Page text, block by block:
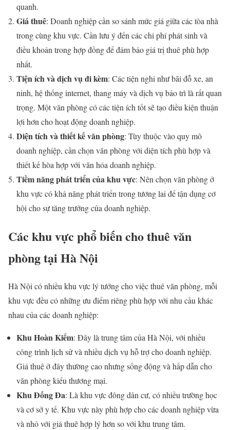
quanh.
Giá thuê: Doanh nghiệp cần so sánh mức giá giữa các tòa nhà
trong cùng khu vực. Cần lưu ý đến các chi phí phát sinh và
điều khoản trong hợp đồng để đảm bảo giá trị thuê phù hợp
nhất.
Tiện ích và dịch vụ đi kèm: Các tiện nghi như bãi đỗ xe, an
ninh, hệ thống internet, thang máy và dịch vụ bảo trì là rất quan
trọng. Một văn phòng có các tiện ích tốt sẽ tạo điều kiện thuận
lợi hơn cho hoạt động doanh nghiệp.
Diện tích và thiết kế văn phòng: Tùy thuộc vào quy mô
doanh nghiệp, cần chọn văn phòng với diện tích phù hợp và
thiết kế hòa hợp với văn hóa doanh nghiệp.
Tiềm năng phát triển của khu vực: Nên chọn văn phòng ở
khu vực có khả năng phát triển trong tương lai để tận dụng cơ
hội cho sự tăng trưởng của doanh nghiệp.
Các khu vực phổ biến cho thuê văn
phòng tại Hà Nội
Hà Nội có nhiều khu vực lý tưởng cho việc thuê văn phòng, mỗi
khu vực đều có những ưu điểm riêng phù hợp với nhu cầu khác
nhau của các doanh nghiệp:
Khu Hoàn Kiếm: Đây là trung tâm của Hà Nội, với nhiều
công trình lịch sử và nhiều dịch vụ hỗ trợ cho doanh nghiệp.
Giá thuê ở đây thường cao nhưng sống động và hấp dẫn cho
văn phòng kiểu thương mại.
Khu Đống Đa: Là khu vực đông dân cư, có nhiều trường học
và cơ sở y tế. Khu vực này phù hợp cho các doanh nghiệp vừa
và nhỏ với giá thuê hợp lý hơn so với khu trung tâm.